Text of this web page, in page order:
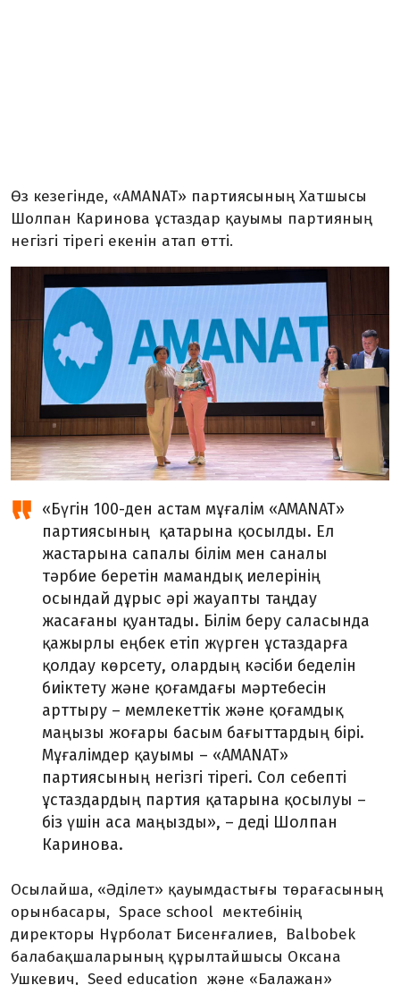
Өз кезегінде, «AMANAT» партиясының Хатшысы
Шолпан Каринова ұстаздар қауымы партияның
негізгі тірегі екенін атап өтті.
«Бүгін 100-ден астам мұғалім «AMANAT»
партиясының қатарына қосылды. Ел
жастарына сапалы білім мен саналы
тәрбие беретін мамандық иелерінің
осындай дұрыс әрі жауапты таңдау
жасағаны қуантады. Білім беру саласында
қажырлы еңбек етіп жүрген ұстаздарға
қолдау көрсету, олардың кәсіби беделін
биіктету және қоғамдағы мәртебесін
арттыру – мемлекеттік және қоғамдық
маңызы жоғары басым бағыттардың бірі.
Мұғалімдер қауымы – «AMANAT»
партиясының негізгі тірегі. Сол себепті
ұстаздардың партия қатарына қосылуы –
біз үшін аса маңызды», – деді Шолпан
Каринова.
Осылайша, «Әділет» қауымдастығы төрағасының
орынбасары, Space school мектебінің
директоры Нұрболат Бисенғалиев, Balbobek
балабақшаларының құрылтайшысы Оксана
Ушкевич, Seed education және «Балажан»